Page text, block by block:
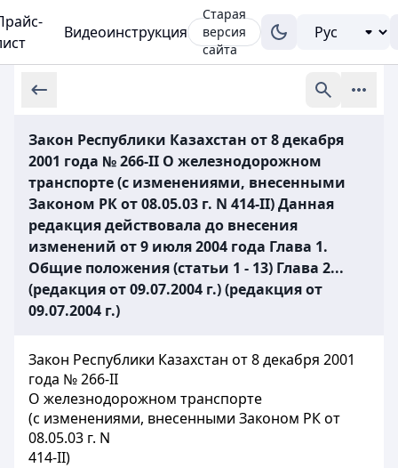
Видеоинструкция
Старая
версия
сайта
Закон Республики Казахстан от 8 декабря
2001 года № 266-II О железнодорожном
транспорте (с изменениями, внесенными
Законом РК от 08.05.03 г. N 414-II) Данная
редакция действовала до внесения
изменений от 9 июля 2004 года Глава 1.
Общие положения (статьи 1 - 13) Глава 2...
(редакция от 09.07.2004 г.) (редакция от
09.07.2004 г.)
Закон Республики Казахстан от 8 декабря 2001
года № 266-II
О железнодорожном транспорте
(с изменениями, внесенными Законом РК от
08.05.03 г. N
414-II)